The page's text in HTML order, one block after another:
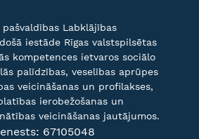
Labklājības
iestāde Rīgas valstspilsētas
kompetences ietvaros sociālo
palīdzības, veselības aprūpes
veicināšanas un profilakses,
ierobežošanas un
veicināšanas jautājumos.
67105048